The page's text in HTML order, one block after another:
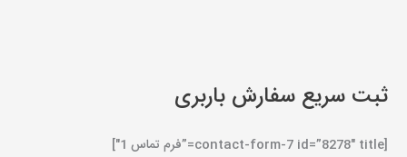
ثبت سریع سفارش باربری
[contact-form-7 id=”8278″ title=”فرم تماس 1″]